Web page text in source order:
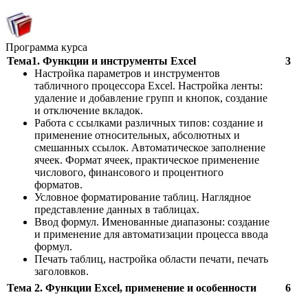
Программа курса
Тема1. Функции и инструменты Excel
Настройка параметров и инструментов
табличного процессора Excel. Настройка ленты:
удаление и добавление групп и кнопок, создание
и отключение вкладок.
Работа с ссылками различных типов: создание и
применение относительных, абсолютных и
смешанных ссылок. Автоматическое заполнение
ячеек. Формат ячеек, практическое применение
числового, финансового и процентного
форматов.
Условное форматирование таблиц. Наглядное
представление данных в таблицах.
Ввод формул. Именованные диапазоны: создание
и применение для автоматизации процесса ввода
формул.
Печать таблиц, настройка области печати, печать
заголовков.
3
Тема 2. Функции Excel, применение и особенности
6